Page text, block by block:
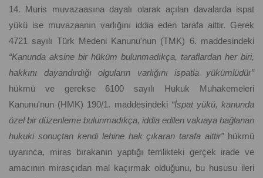
14. Muris muvazaasına dayalı olarak açılan davalarda ispat
yükü ise muvazaanın varlığını iddia eden tarafa aittir. Gerek
4721 sayılı Türk Medeni Kanunu'nun (TMK) 6. maddesindeki
“Kanunda aksine bir hüküm bulunmadıkça, taraflardan her biri,
hakkını dayandırdığı olguların varlığını ispatla yükümlüdür”
hükmü ve gerekse 6100 sayılı Hukuk Muhakemeleri
Kanunu'nun (HMK) 190/1. maddesindeki “İspat yükü, kanunda
özel bir düzenleme bulunmadıkça, iddia edilen vakıaya bağlanan
hukuki sonuçtan kendi lehine hak çıkaran tarafa aittir”hükmü
uyarınca, miras bırakanın yaptığı temlikteki gerçek irade ve
amacının mirasçıdan mal kaçırmak olduğunu, bu hususu ileri